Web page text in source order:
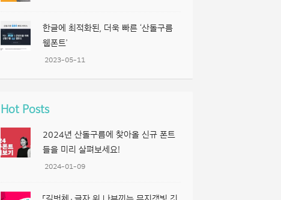
한글에 최적화된, 더욱 빠른 ‘산돌구름
웹폰트’
2023-05-11
Hot Posts
2024년 산돌구름에 찾아올 신규 폰트
들을 미리 살펴보세요!
2024-01-09